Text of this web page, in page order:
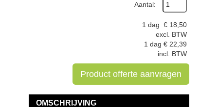
Aantal:
1 dag € 18,50
excl. BTW
1 dag € 22,39
incl. BTW
Product offerte aanvragen
OMSCHRIJVING